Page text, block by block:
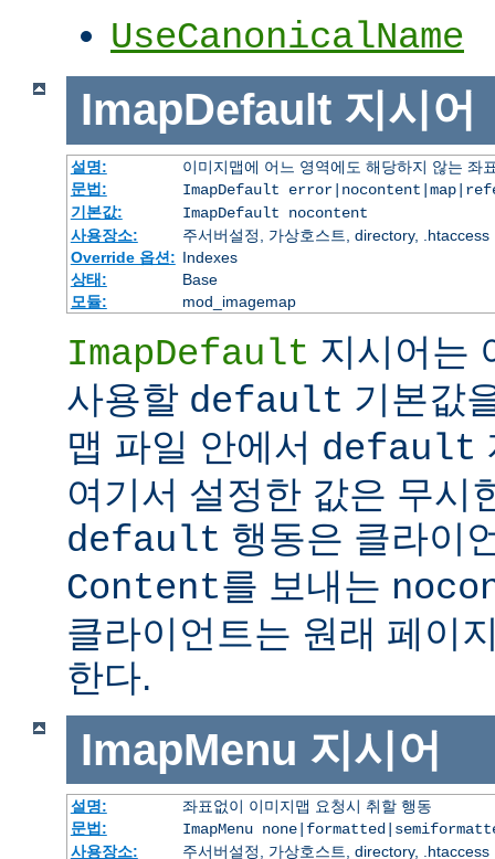
UseCanonicalName
ImapDefault 지시어
설명:
이미지맵에 어느 영역에도 해당하지 않는 좌
문법:
ImapDefault
기본값:
ImapDefault nocontent
사용장소:
주서버설정, 가상호스트, directory, .htaccess
Override 옵션: Indexes
상태:
Base
모듈:
mod_imagemap
ImapDefault 지시어는
사용할 default 기본값
맵 파일 안에서 default
여기서 설정한 값은 무시
default 행동은 클라이
Content를 보내는
클라이언트는 원래 페이
한다.
ImapMenu 지시어
설명:
좌표없이 이미지맵 요청시 취할 행동
문법:
ImapMenu
사용장소:
주서버설정, 가상호스트, directory, .htaccess